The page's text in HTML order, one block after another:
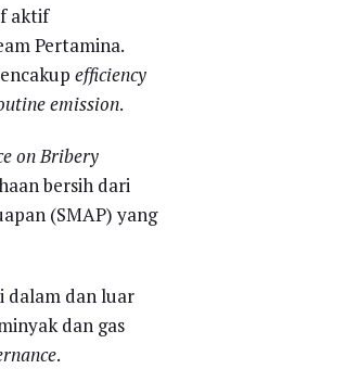
aktif
Pertamina.
efficiency
emission.
on Bribery
bersih dari
(SMAP) yang
dalam dan luar
dan gas
.